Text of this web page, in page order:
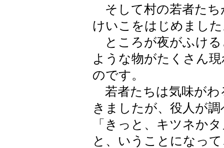
そして村の若者たち
けいこをはじめまし
ところが夜がふける
ような物がたくさん
のです。
若者たちは気味がわ
きましたが、役人が
「きっと、キツネか
と、いうことになっ